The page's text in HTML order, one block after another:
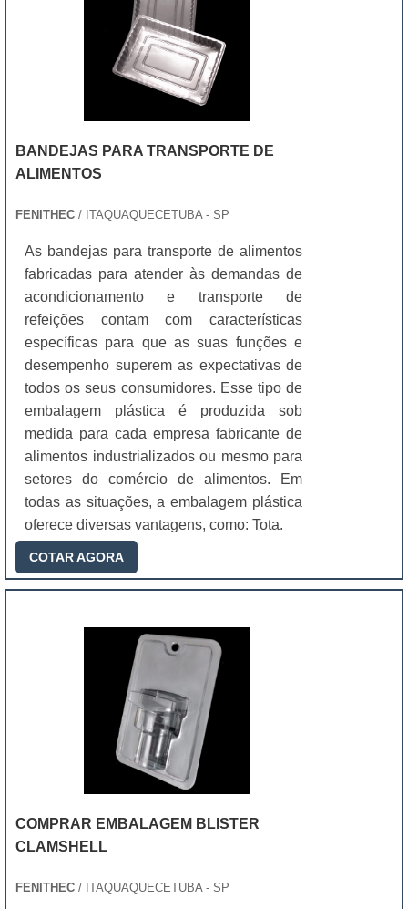
BANDEJAS PARA TRANSPORTE DE
ALIMENTOS
FENITHEC / ITAQUAQUECETUBA - SP
As bandejas para transporte de alimentos
fabricadas para atender às demandas de
acondicionamento e transporte de
refeições contam com características
específicas para que as suas funções e
desempenho superem as expectativas de
todos os seus consumidores. Esse tipo de
embalagem plástica é produzida sob
medida para cada empresa fabricante de
alimentos industrializados ou mesmo para
setores do comércio de alimentos. Em
todas as situações, a embalagem plástica
oferece diversas vantagens, como: Tota.
COTAR AGORA
COMPRAR EMBALAGEM BLISTER
CLAMSHELL
FENITHEC / ITAQUAQUECETUBA - SP